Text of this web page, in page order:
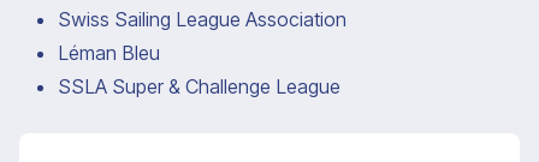
Swiss Sailing League Association
Léman Bleu
SSLA Super & Challenge League